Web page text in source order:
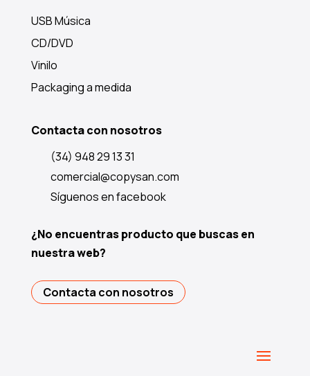
USB Música
CD/DVD
Vinilo
Packaging a medida
Contacta con nosotros
(34) 948 29 13 31
comercial@copysan.com
Síguenos en facebook
¿No encuentras producto que buscas en
nuestra web?
Contacta con nosotros